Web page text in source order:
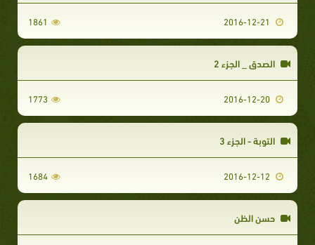
1861
الصدق _ الجزء 2
1773
التوبة - الجزء 3
1684
حسن الظن